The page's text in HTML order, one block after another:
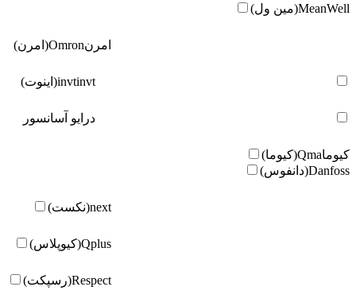
MeanWell(مین ول)
امرنOmron(امرن)
invtinvt(اینوت)
درایو آسانسور
کیوماQma(کیوما)
Danfoss(دانفوس)
next(نکست)
Qplus(کیوپلاس)
Respect(رسپکت)